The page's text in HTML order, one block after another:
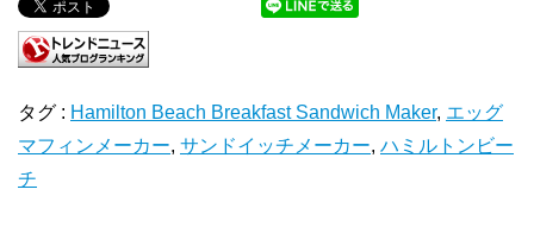
タグ : Hamilton Beach Breakfast Sandwich Maker, エッグ
マフィンメーカー, サンドイッチメーカー, ハミルトンビー
チ